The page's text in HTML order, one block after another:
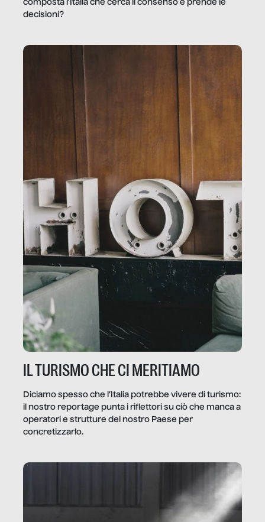
composta l’Italia che cerca il consenso e prende le
decisioni?
IL TURISMO CHE CI MERITIAMO
Diciamo spesso che l’Italia potrebbe vivere di turismo:
il nostro reportage punta i riflettori su ciò che manca a
operatori e strutture del nostro Paese per
concretizzarlo.